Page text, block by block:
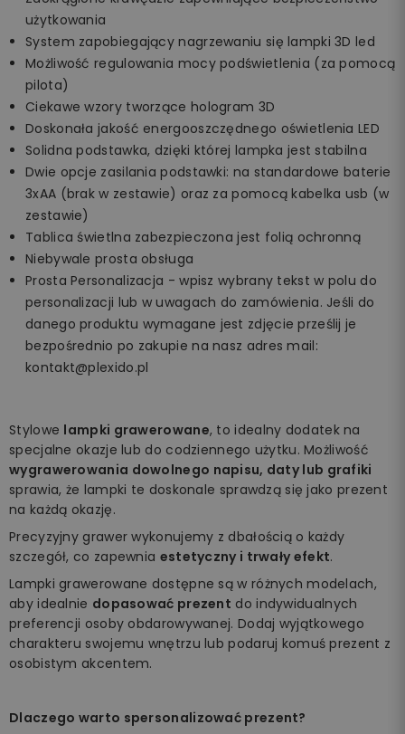
użytkowania
System zapobiegający nagrzewaniu się lampki 3D led
Możliwość regulowania mocy podświetlenia (za pomocą
pilota)
Ciekawe wzory tworzące hologram 3D
Doskonała jakość energooszczędnego oświetlenia LED
Solidna podstawka, dzięki której lampka jest stabilna
Dwie opcje zasilania podstawki: na standardowe baterie
3xAA (brak w zestawie) oraz za pomocą kabelka usb (w
zestawie)
Tablica świetlna zabezpieczona jest folią ochronną
Niebywale prosta obsługa
Prosta Personalizacja - wpisz wybrany tekst w polu do
personalizacji lub w uwagach do zamówienia. Jeśli do
danego produktu wymagane jest zdjęcie prześlij je
bezpośrednio po zakupie na nasz adres mail:
kontakt@plexido.pl
Stylowe lampki grawerowane, to idealny dodatek na
specjalne okazje lub do codziennego użytku. Możliwość
wygrawerowania dowolnego napisu, daty lub grafiki
sprawia, że lampki te doskonale sprawdzą się jako prezent
na każdą okazję.
Precyzyjny grawer wykonujemy z dbałością o każdy
szczegół, co zapewnia estetyczny i trwały efekt.
Lampki grawerowane dostępne są w różnych modelach,
aby idealnie dopasować prezent do indywidualnych
preferencji osoby obdarowywanej. Dodaj wyjątkowego
charakteru swojemu wnętrzu lub podaruj komuś prezent z
osobistym akcentem.
Dlaczego warto spersonalizować prezent?